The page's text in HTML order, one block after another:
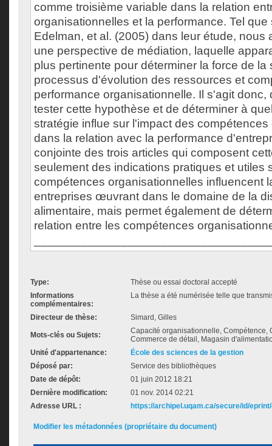
comme troisième variable dans la relation
organisationnelles et la performance. Tel que
Edelman, et al. (2005) dans leur étude, nous
une perspective de médiation, laquelle
plus pertinente pour déterminer la force de la
processus d'évolution des ressources et
performance organisationnelle. Il s'agit donc,
tester cette hypothèse et de déterminer à
stratégie influe sur l'impact des
dans la relation avec la performance
conjointe des trois articles qui composent
seulement des indications pratiques et utiles
compétences organisationnelles influencent
entreprises œuvrant dans le domaine de la
alimentaire, mais permet également de
relation entre les compétences
Type:
Thèse ou essai doctoral accepté
Informations
complémentaires:
La thèse a été numérisée telle que
Directeur de thèse: Simard, Gilles
Mots-clés ou Sujets:
Capacité organisationnelle, Compétence,
Commerce de détail, Magasin
Unité d'appartenance:
École des sciences de la gestion
Déposé par:
Service des bibliothèques
Date de dépôt:
01 juin 2012 18:21
Dernière modification:
01 nov. 2014 02:21
Adresse URL :
https://archipel.uqam.ca/secure/id/
Modifier les métadonnées (propriétaire du document)